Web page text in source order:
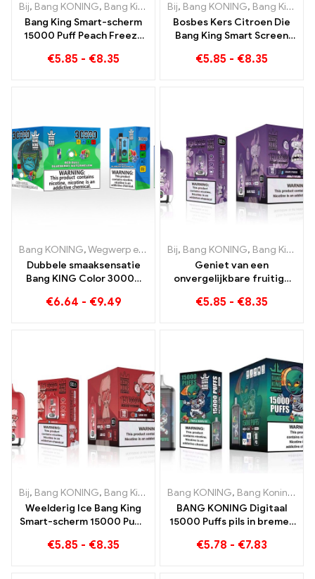
Bij, Bang KONING, Bang King Smart-scherm 15000 Bladerdeeg
Bang King Smart-scherm
15000 Puff Peach Freeze
€5.85 - €8.35
Bij, Bang KONING, Bang King Smart-scherm 15000 Bladerdeeg
Bosbes Kers Citroen Die
Bang King Smart Screen
van een innovatieve
€5.85 - €8.35
Bang KONING,Wegwerp e-sigaretten ,Wegwerp e-sigaretten
Dubbele smaaksensatie
Bang KING Color 30000
Blueberry Watermeloen
€6.64 - €9.49
Bij, Bang KONING, Bang King Smart-scherm 15000 Bladerdeeg
Geniet van een
onvergelijkbare fruitige
Jelly Bang King Smart
€5.85 - €8.35
Bij, Bang KONING, Bang King Smart-scherm 15000 Bladerdeeg
Weelderig Ice Bang King
Smart-scherm 15000 Puffs
uitgebalanceerde mix van
€5.85 - €8.35
Bang KONING, Bang Koning 15000 Rookwolken
BANG KONING Digitaal
15000 Puffs pils in bremen
€5.78 - €7.83